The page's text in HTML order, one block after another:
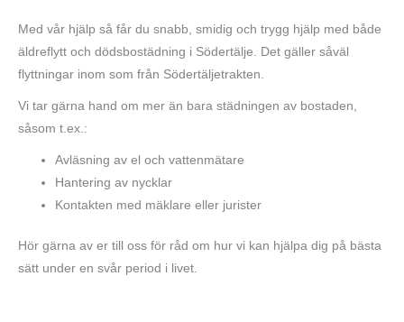
Med vår hjälp så får du snabb, smidig och trygg hjälp med både
äldreflytt och dödsbostädning i Södertälje. Det gäller såväl
flyttningar inom som från Södertäljetrakten.
Vi tar gärna hand om mer än bara städningen av bostaden,
såsom t.ex.:
Avläsning av el och vattenmätare
Hantering av nycklar
Kontakten med mäklare eller jurister
Hör gärna av er till oss för råd om hur vi kan hjälpa dig på bästa
sätt under en svår period i livet.